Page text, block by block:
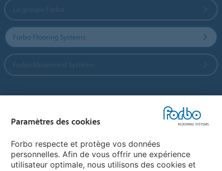
Forbo Flooring Systems
Paramètres des cookies
Forbo respecte et protège vos données
personnelles. Afin de vous offrir une expérience
utilisateur optimale, nous utilisons des cookies et